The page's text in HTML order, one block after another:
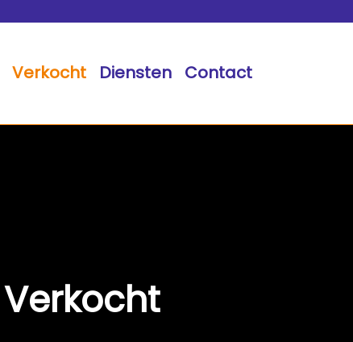
Verkocht Diensten Contact
Verkocht